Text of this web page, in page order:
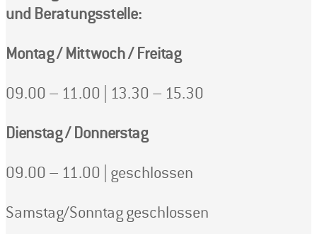
und Beratungsstelle:
Montag / Mittwoch / Freitag
09.00 – 11.00 | 13.30 – 15.30
Dienstag / Donnerstag
09.00 – 11.00 | geschlossen
Samstag/Sonntag geschlossen